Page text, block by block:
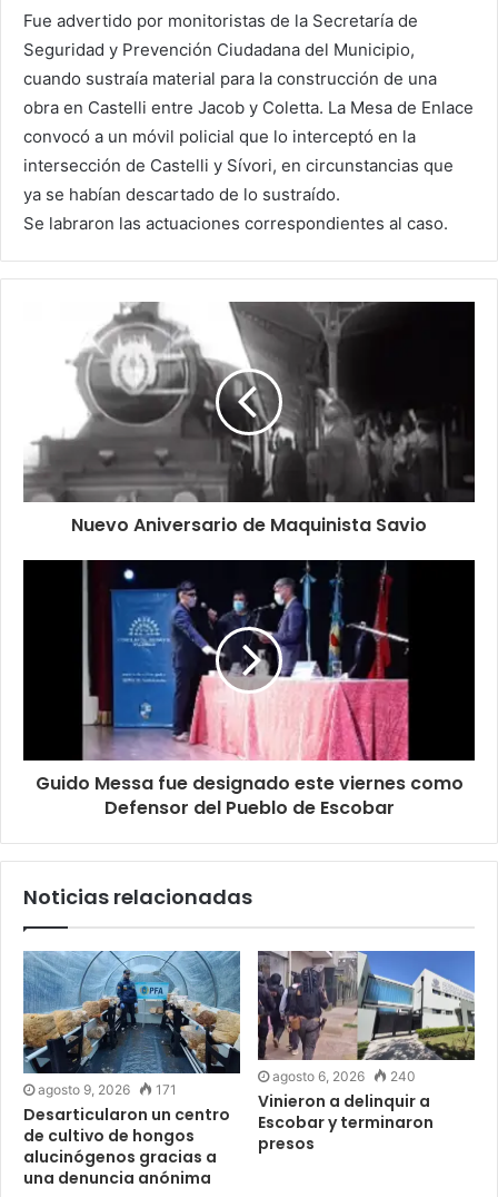
Fue advertido por monitoristas de la Secretaría de
Seguridad y Prevención Ciudadana del Municipio,
cuando sustraía material para la construcción de una
obra en Castelli entre Jacob y Coletta. La Mesa de Enlace
convocó a un móvil policial que lo interceptó en la
intersección de Castelli y Sívori, en circunstancias que
ya se habían descartado de lo sustraído.
Se labraron las actuaciones correspondientes al caso.
Nuevo Aniversario de Maquinista Savio
Guido Messa fue designado este viernes como
Defensor del Pueblo de Escobar
Noticias relacionadas
agosto 9, 2026 171
Desarticularon un centro
de cultivo de hongos
alucinógenos gracias a
una denuncia anónima
agosto 6, 2026 240
Vinieron a delinquir a
Escobar y terminaron
presos